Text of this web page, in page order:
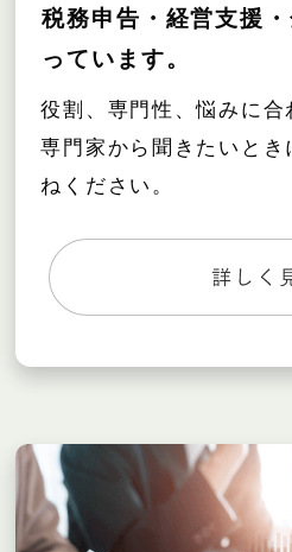
税務申告・経営支援
っています。
役割、専門性、悩みに
専門家から聞きたいと
ねください。